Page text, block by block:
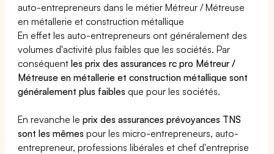
auto-entrepreneurs dans le métier Métreur / Métreuse
en métallerie et construction métallique
En effet les auto-entrepreneurs ont généralement des
volumes d'activité plus faibles que les sociétés. Par
conséquentles prix des assurances rc pro Métreur /
Métreuse en métallerie et construction métallique sont
généralement plus faibles que pour les sociétés.
En revanche leprix des assurances prévoyances TNS
sont les mêmes pour les micro-entrepreneurs, auto-
entrepreneur, professions libérales et chef d'entreprise